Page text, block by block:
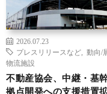
2026.07.23
プレスリリースなど
動向/
物流施設
不動産協会、中継・基
拠点開発への支援措置